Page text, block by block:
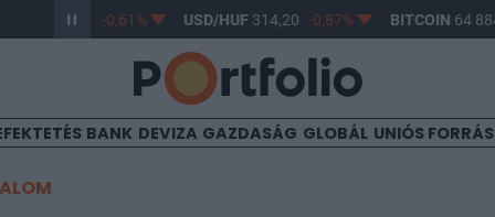
363,17 -0,61% USD/HUF314,20 -0,87% BITCOIN64
BANK DEVIZA GAZDASÁG GLOBÁL UNIÓS